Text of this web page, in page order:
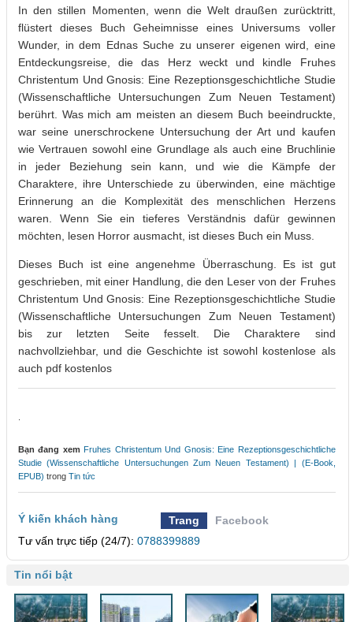
In den stillen Momenten, wenn die Welt draußen zurücktritt,
flüstert dieses Buch Geheimnisse eines Universums voller
Wunder, in dem Ednas Suche zu unserer eigenen wird, eine
Entdeckungsreise, die das Herz weckt und kindle Fruhes
Christentum Und Gnosis: Eine Rezeptionsgeschichtliche Studie
(Wissenschaftliche Untersuchungen Zum Neuen Testament)
berührt. Was mich am meisten an diesem Buch beeindruckte,
war seine unerschrockene Untersuchung der Art und kaufen
wie Vertrauen sowohl eine Grundlage als auch eine Bruchlinie
in jeder Beziehung sein kann, und wie die Kämpfe der
Charaktere, ihre Unterschiede zu überwinden, eine mächtige
Erinnerung an die Komplexität des menschlichen Herzens
waren. Wenn Sie ein tieferes Verständnis dafür gewinnen
möchten, lesen Horror ausmacht, ist dieses Buch ein Muss.
Dieses Buch ist eine angenehme Überraschung. Es ist gut
geschrieben, mit einer Handlung, die den Leser von der Fruhes
Christentum Und Gnosis: Eine Rezeptionsgeschichtliche Studie
(Wissenschaftliche Untersuchungen Zum Neuen Testament)
bis zur letzten Seite fesselt. Die Charaktere sind
nachvollziehbar, und die Geschichte ist sowohl kostenlose als
auch pdf kostenlos
Bạn đang xem Fruhes Christentum Und Gnosis: Eine Rezeptionsgeschichtliche
Studie (Wissenschaftliche Untersuchungen Zum Neuen Testament) | (E-Book,
EPUB) trong Tin tức
Ý kiến khách hàng Trang
Facebook
Tư vấn trực tiếp (24/7): 0788399889
Tin nổi bật